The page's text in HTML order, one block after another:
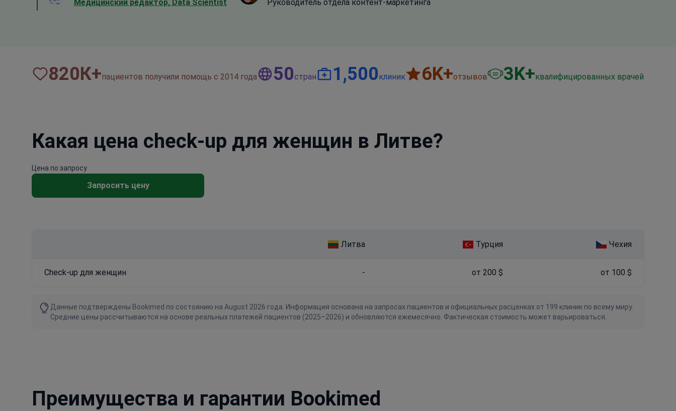
Медицинский редактор, Data Scientist
Руководитель отдела контент-маркетинга
820К+пациентов получили помощь с 2014 года 50стран 1,500клиник 6K+отзывов 3K+квалифицированных врачей
Какая цена check-up для женщин в Литве?
Цена по запросу
Запросить цену
Литва Турция Чехия
Check-up для женщин - от 200 $ от 100 $
Данные подтверждены Bookimed по состоянию на August 2026 года. Информация основана на запросах пациентов и официальных расценках от 199 клиник по всему миру.
Средние цены рассчитываются на основе реальных платежей пациентов (2025–2026) и обновляются ежемесячно. Фактическая стоимость может варьироваться.
Преимущества и гарантии Bookimed